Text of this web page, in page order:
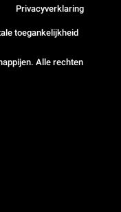
Alle rechten
Privacyverklaring
toegankelijkheid